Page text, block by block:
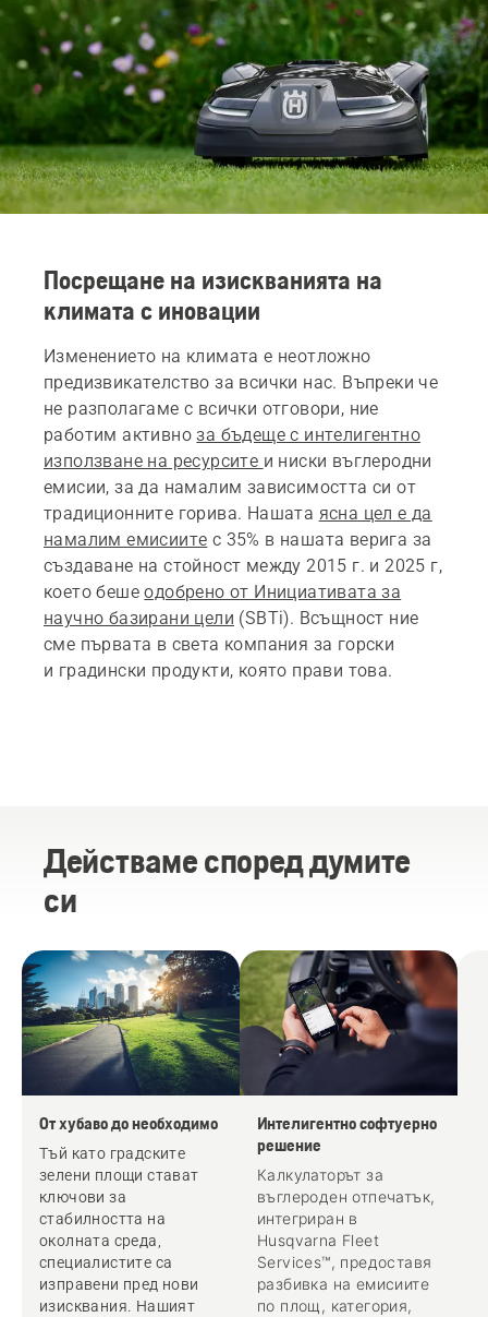
Посрещане на изискванията на
климата с иновации
Изменението на климата е неотложно
предизвикателство за всички нас. Въпреки че
не разполагаме с всички отговори, ние
работим активноза бъдеще с интелигентно
използване на ресурсите и ниски въглеродни
емисии, за да намалим зависимостта си от
традиционните горива. Нашата ясна цел е да
намалим емисиите с 35% в нашата верига за
създаване на стойност между 2015 г. и 2025 г,
което бешеодобрено от Инициативата за
научно базирани цели (SBTi). Всъщност ние
сме първата в света компания за горски
и градински продукти, която прави това.
Действаме според думите
си
От хубаво до необходимо
Тъй като градските
зелени площи стават
ключови за
стабилността на
околната среда,
специалистите са
изправени пред нови
изисквания. Нашият
Интелигентно софтуерно
решение
Калкулаторът за
въглероден отпечатък,
интегриран в
Husqvarna Fleet
Services™, предоставя
разбивка на емисиите
по площ, категория,